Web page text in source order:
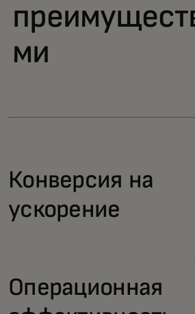
ми
Конверсия на
ускорение
Операционная